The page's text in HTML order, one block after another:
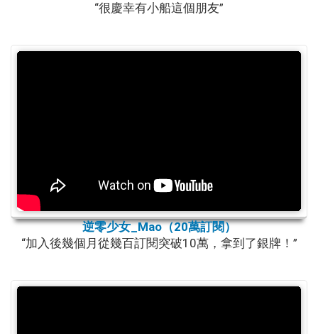
“很慶幸有小船這個朋友”
逆零少女_Mao（20萬訂閱）
“加入後幾個月從幾百訂閱突破10萬，拿到了銀牌！”